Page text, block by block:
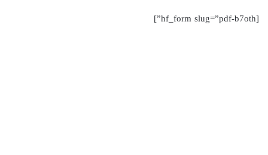
[hf_form slug=”pdf-b7oth”]